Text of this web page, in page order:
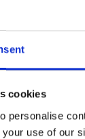
cookies
personalise
your use of our
& Breakfast
in Loon op
Efteling vind je in